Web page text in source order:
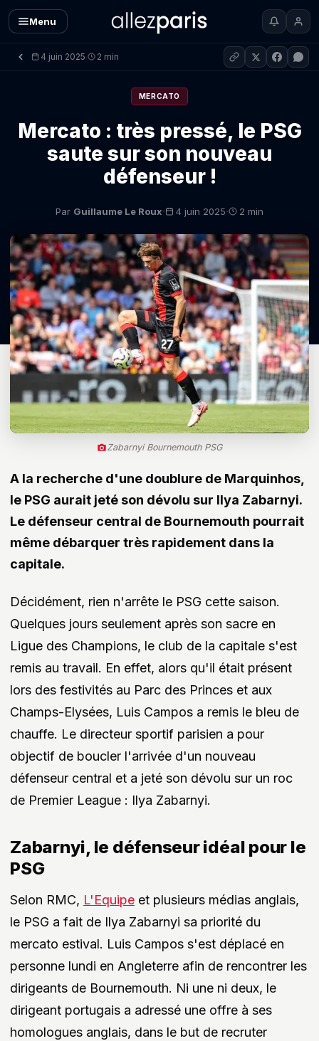
Menu
4 juin 2025· 2 min
MERCATO
Mercato : très pressé, le PSG
saute sur son nouveau
défenseur !
Par Guillaume Le Roux· 4 juin 2025· 2 min
Zabarnyi Bournemouth PSG
A la recherche d'une doublure de Marquinhos,
le PSG aurait jeté son dévolu sur Ilya Zabarnyi.
Le défenseur central de Bournemouth pourrait
même débarquer très rapidement dans la
capitale.
Décidément, rien n'arrête le PSG cette saison.
Quelques jours seulement après son sacre en
Ligue des Champions, le club de la capitale s'est
remis au travail. En effet, alors qu'il était présent
lors des festivités au Parc des Princes et aux
Champs-Elysées, Luis Campos a remis le bleu de
chauffe. Le directeur sportif parisien a pour
objectif de boucler l'arrivée d'un nouveau
défenseur central et a jeté son dévolu sur un roc
de Premier League : Ilya Zabarnyi.
Zabarnyi, le défenseur idéal pour le
PSG
Selon RMC, L'Equipe et plusieurs médias anglais,
le PSG a fait de Ilya Zabarnyi sa priorité du
mercato estival. Luis Campos s'est déplacé en
personne lundi en Angleterre afin de rencontrer les
dirigeants de Bournemouth. Ni une ni deux, le
dirigeant portugais a adressé une offre à ses
homologues anglais, dans le but de recruter